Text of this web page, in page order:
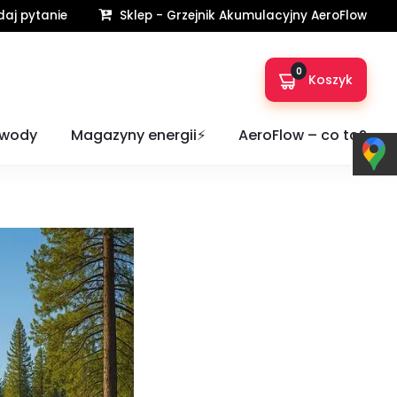
pytanie Sklep - Grzejnik Akumulacyjny AeroFlow
0 Koszyk
Magazyny energii⚡️ AeroFlow – co to?
ustawić system?